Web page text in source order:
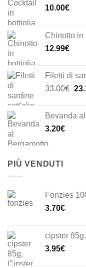
10.00€
Chinotto in
12.99€
Filetti di
33.00€ Il
era:
Bevanda
3.20€
PIÙ VENDUTI
Fonzies
3.70€
cipster
3.95€